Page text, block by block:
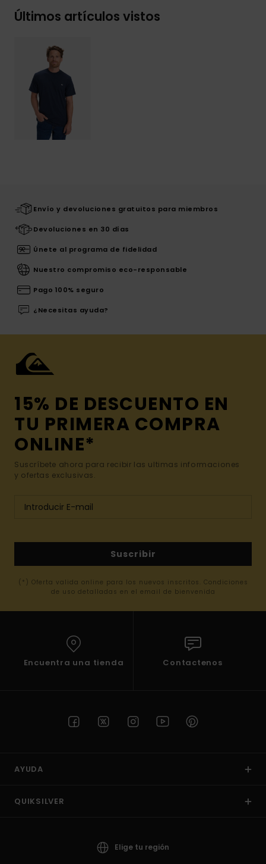
Últimos artículos vistos
Envío y devoluciones gratuitos para miembros
Devoluciones en 30 días
Únete al programa de fidelidad
Nuestro compromiso eco-responsable
Pago 100% seguro
¿Necesitas ayuda?
15% DE DESCUENTO EN
TU PRIMERA COMPRA
ONLINE*
Suscríbete ahora para recibir las ultimas informaciones
y ofertas exclusivas.
Suscribir
(*) Oferta valida online para los nuevos inscritos. Condiciones
de uso detalladas en el email de bienvenida
Encuentra una tienda Contactenos
AYUDA
QUIKSILVER
Elige tu región